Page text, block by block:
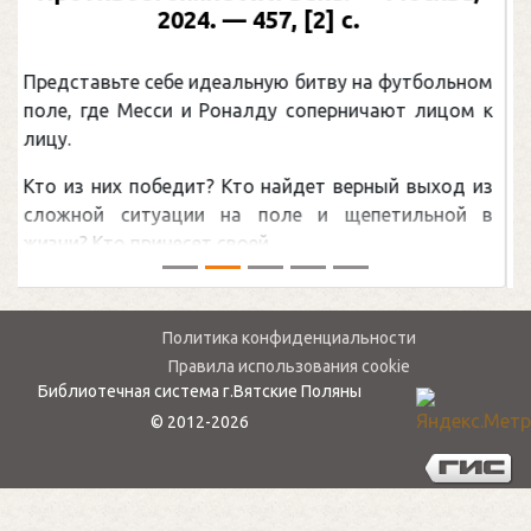
Москва, 2024 (макет 2025). — 133, [2] с.
Погоня Александра Овечкина за снайперским
обсуждаемая хоккейная тема последних лет в
мире.Перед сезоном Национальной хоккейной лиги
— ...
Политика конфиденциальности
Правила использования cookie
Библиотечная система г.Вятские Поляны
© 2012-2026